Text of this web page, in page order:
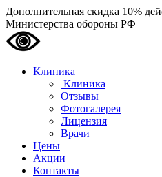
Дополнительная скидка 10%
Министерства обороны РФ
Клиника
Клиника
Отзывы
Фотогалерея
Лицензия
Врачи
Цены
Акции
Контакты